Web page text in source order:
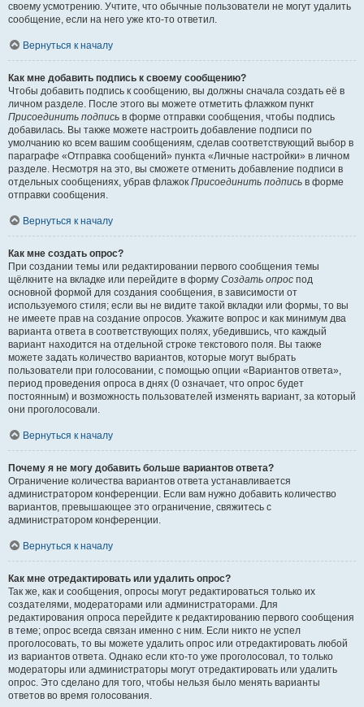
своему усмотрению. Учтите, что обычные пользователи не могут удалить
сообщение, если на него уже кто-то ответил.
Вернуться к началу
Как мне добавить подпись к своему сообщению?
Чтобы добавить подпись к сообщению, вы должны сначала создать её в
личном разделе. После этого вы можете отметить флажком пункт
Присоединить подпись в форме отправки сообщения, чтобы подпись
добавилась. Вы также можете настроить добавление подписи по
умолчанию ко всем вашим сообщениям, сделав соответствующий выбор в
параграфе «Отправка сообщений» пункта «Личные настройки» в личном
разделе. Несмотря на это, вы сможете отменить добавление подписи в
отдельных сообщениях, убрав флажок Присоединить подпись в форме
отправки сообщения.
Вернуться к началу
Как мне создать опрос?
При создании темы или редактировании первого сообщения темы
щёлкните на вкладке или перейдите в форму Создать опрос под
основной формой для создания сообщения, в зависимости от
используемого стиля; если вы не видите такой вкладки или формы, то вы
не имеете прав на создание опросов. Укажите вопрос и как минимум два
варианта ответа в соответствующих полях, убедившись, что каждый
вариант находится на отдельной строке текстового поля. Вы также
можете задать количество вариантов, которые могут выбрать
пользователи при голосовании, с помощью опции «Вариантов ответа»,
период проведения опроса в днях (0 означает, что опрос будет
постоянным) и возможность пользователей изменять вариант, за который
они проголосовали.
Вернуться к началу
Почему я не могу добавить больше вариантов ответа?
Ограничение количества вариантов ответа устанавливается
администратором конференции. Если вам нужно добавить количество
вариантов, превышающее это ограничение, свяжитесь с
администратором конференции.
Вернуться к началу
Как мне отредактировать или удалить опрос?
Так же, как и сообщения, опросы могут редактироваться только их
создателями, модераторами или администраторами. Для
редактирования опроса перейдите к редактированию первого сообщения
в теме; опрос всегда связан именно с ним. Если никто не успел
проголосовать, то вы можете удалить опрос или отредактировать любой
из вариантов ответа. Однако если кто-то уже проголосовал, то только
модераторы или администраторы могут отредактировать или удалить
опрос. Это сделано для того, чтобы нельзя было менять варианты
ответов во время голосования.